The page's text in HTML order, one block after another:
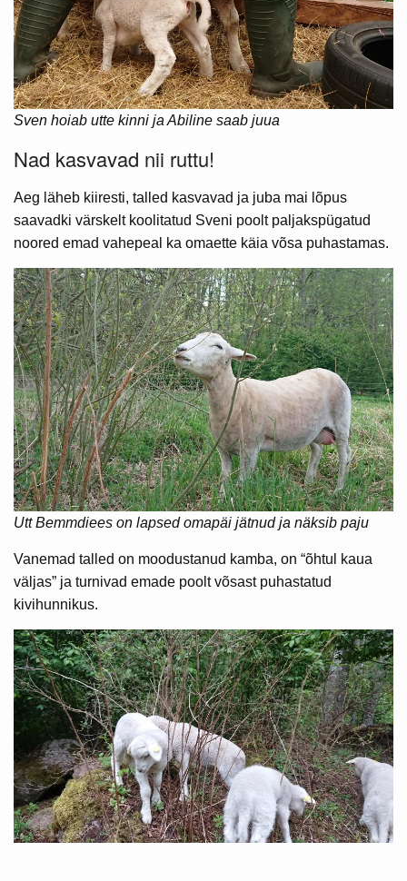
Sven hoiab utte kinni ja Abiline saab juua
Nad kasvavad nii ruttu!
Aeg läheb kiiresti, talled kasvavad ja juba mai lõpus
saavadki värskelt koolitatud Sveni poolt paljakspügatud
noored emad vahepeal ka omaette käia võsa puhastamas.
Utt Bemmdiees on lapsed omapäi jätnud ja näksib paju
Vanemad talled on moodustanud kamba, on “õhtul kaua
väljas” ja turnivad emade poolt võsast puhastatud
kivihunnikus.